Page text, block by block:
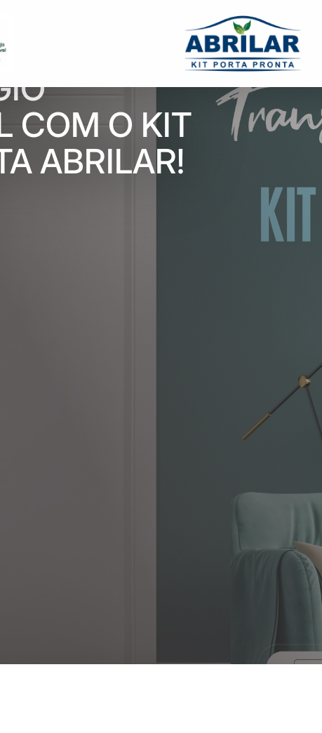
LAR
COM O KIT
ABRILAR!